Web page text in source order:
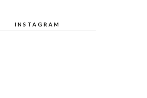
INSTAGRAM